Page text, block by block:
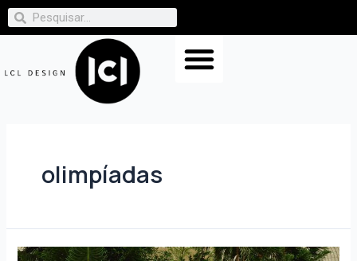
olimpíadas